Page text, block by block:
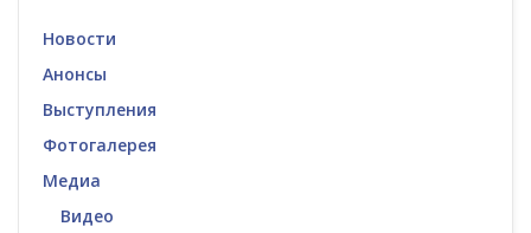
Новости
Анонсы
Выступления
Фотогалерея
Медиа
Видео